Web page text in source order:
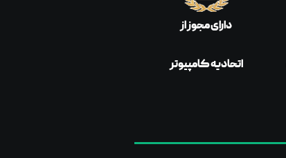
دارای مجوز از
اتحادیه کامپیوتر